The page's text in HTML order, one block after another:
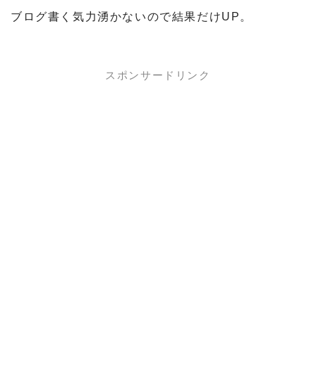
ブログ書く気力湧かないので結果だけUP。
スポンサードリンク